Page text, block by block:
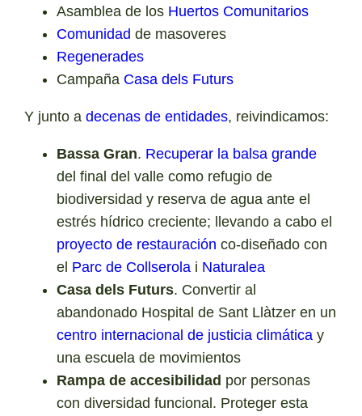
Asamblea de los Huertos Comunitarios
Comunidad de masoveres
Regenerades
Campaña Casa dels Futurs
Y junto adecenas de entidades, reivindicamos:
Bassa Gran. Recuperar la balsa grande
del final del valle como refugio de
biodiversidad y reserva de agua ante el
estrés hídrico creciente; llevando a cabo el
proyecto de restauración co-diseñado con
el Parc de Collserola i Naturalea
Casa dels Futurs. Convertir al
abandonado Hospital de Sant Llàtzer en un
centro internacional de justicia climática y
una escuela de movimientos
Rampa de accesibilidad por personas
con diversidad funcional. Proteger esta